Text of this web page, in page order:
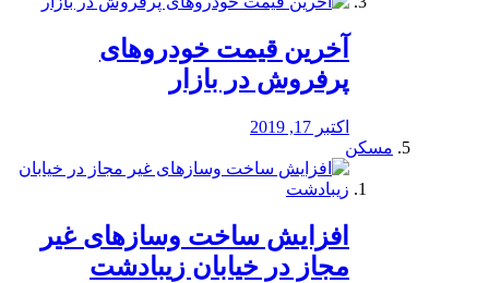
آخرین قیمت خودرو‌های
پرفروش در بازار
اکتبر 17, 2019
مسکن
افزایش ساخت وسازهای غیر
مجاز در خیابان زیبادشت